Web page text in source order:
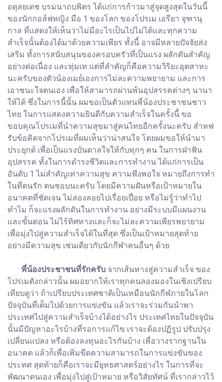
อดุลยเดช บรมนาถบพิตร ได้แก่การก้าวมาสู่จุดสูงสุดในวันนี้
ของนักกอล์ฟหญิง มือ 1 ของโลก ของโปรเม เอรียา จุฑานุ
กาล ที่แสดงให้เห็นว่าไม่มีอะไรเป็นไปไม่ได้และทุกความ
สำเร็จนั้นต้องได้มาด้วยความเพียร ทั้งนี้ อาจมีหลายปัจจัยส่ง
เสริม ทั้งการสนับสนุนของครอบครัวที่เป็นแรง ผลักดันสำคัญ
อย่างต่อเนื่อง และทุ่มเท แต่ที่สำคัญก็คือความวิริยะอุตสาหะ
นะครับของตัวน้องเมย์เองการไม่ละความพยายาม และการ
เอาชนะใจตนเอง เพื่อให้สามารถผ่านพ้นอุปสรรคต่างๆ นานา
ให้ได้ ซึ่งในการนี้นั้น ผมขอเป็นตัวแทนพี่น้องประชาชนชาว
ไทย ในการแสดงความยินดีกับความสำเร็จในครั้งนี้ ขอ
ขอบคุณโปรเมที่นำความสุขมาสู่คนไทยอีกครั้งนะครับ สำหฟ
รับข้อคิดจากโปรเมที่ผมเห็นว่าน่าสนใจ โดยผมขอให้นำมา
ประยุกต์ เพื่อเป็นแรงบันดาลใจให้กับทุกๆ คน ในการฝ่าฟัน
อุปสรรค ทั้งในการดำรงชีวิตและการทำงาน ได้แก่การเป็น
อันดับ 1 ไม่สำคัญเท่าความสุข ความพึงพอใจ หมายถึงการทำ
ในที่ตนรัก ตนชอบนะครับ โดยมีความฝันหรือเป้าหมายใน
อนาคตที่ชัดเจน ไม่ล่องลอยไปเรื่อยเปื่อย หรือไม่รู้ว่าทำไป
ทำไม ก็จะแรงผลักดันในการทำงาน อย่างมีระบบมีแผนงาน
และขั้นตอน ไม่ไร้ทิศทางและก็จะไม่ละความเพียรพยายาม
เพื่อมุ่งไปสู่ความสำเร็จได้ในที่สุด ซึ่งเป็นเป้าหมายสุดท้าย
อย่างมีความสุข เช่นเดียวกับนักกีฬาคนอื่นๆ ด้วย
พี่น้องประชาชนที่รักครับ จากเส้นทางสู่ความสำเร็จ ของ
โปรเมดังกล่าวนั้น ผมอยากให้เราทุกคนลองมองในเชิงเปรียบ
เทียบดูว่า ถ้าเปรียบประเทศชาติเป็นเหมือนนักกีฬภายในโลก
ปัจจุบันที่เต็มไปด้วยการแข่งขัน แล้วเราจะร่วมกันนำพา
ประเทศไปสู่ความสำเร็จบ้างได้อย่างไร ประเทศไทยในปัจจุบัน
นั้นมีปัญหาอะไรบ้างที่รอการแก้ไข เราจะต้องปฏิรูป ปรับปรุง
เปลี่ยนแปลง หรือต้องลงทุนอะไรกันบ้าง เพื่อวางรากฐานใน
อนาคต แล้วก็เพื่อเพิ่มขีดความสามารถในการแข่งขันของ
ประทศ สุดท้ายก็คือเราจะมียุทธศาสตร์อย่างไร ในการที่จะ
พัฒนาตนเอง เพื่อมุ่งไปสู่เป้าหมาย หรือวิสัยทัศน์ ที่เรากล่าวไว้